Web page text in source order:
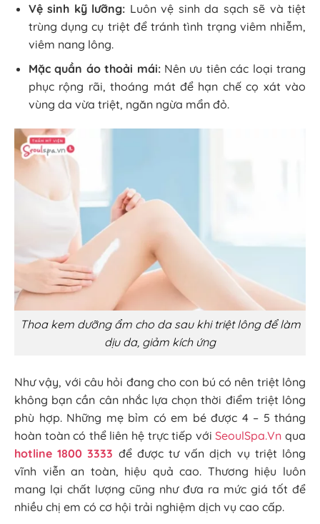
Vệ sinh kỹ lưỡng: Luôn vệ sinh da sạch sẽ và tiệt
trùng dụng cụ triệt để tránh tình trạng viêm nhiễm,
viêm nang lông.
Mặc quần áo thoải mái:Nên ưu tiên các loại trang
phục rộng rãi, thoáng mát để hạn chế cọ xát vào
vùng da vừa triệt, ngăn ngừa mẩn đỏ.
Thoa kem dưỡng ẩm cho da sau khi triệt lông để làm
dịu da, giảm kích ứng
Như vậy, với câu hỏi đang cho con bú có nên triệt lông
không bạn cần cân nhắc lựa chọn thời điểm triệt lông
phù hợp. Những mẹ bỉm có em bé được 4 – 5 tháng
hoàn toàn có thể liên hệ trực tiếp vớiSeoulSpa.Vn qua
hotline 1800 3333 để được tư vấn dịch vụ triệt lông
vĩnh viễn an toàn, hiệu quả cao. Thương hiệu luôn
mang lại chất lượng cũng như đưa ra mức giá tốt để
nhiều chị em có cơ hội trải nghiệm dịch vụ cao cấp.